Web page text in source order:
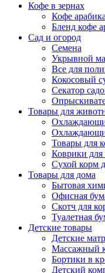
Кофе в зернах
Кофе
Бленд кофе
Сад и огород
Семена
Укрывной
Все для
Кокосовый
Секатор
Товары для
Товары для
Коврики для
Сухой корм
Товары для дома
Бытовая
Офисная
Скотч для
Туалетная
Детские товары
Детские
Массажный
Бортики в
Детский